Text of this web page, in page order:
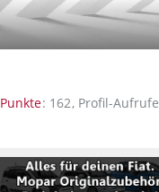
Punkte 162 Profil-Aufrufe